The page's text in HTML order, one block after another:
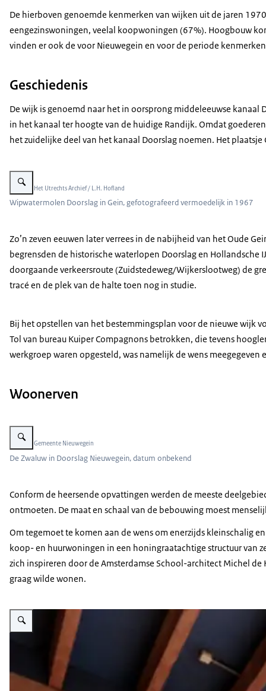
De hierboven genoemde kenmerken van wijken uit de jaren
eengezinswoningen, veelal koopwoningen (67%). Hoogbouw
vinden er ook de voor Nieuwegein en voor de periode
Geschiedenis
De wijk is genoemd naar het in oorsprong middeleeuwse kanaal
in het kanaal ter hoogte van de huidige Randijk. Omdat
het zuidelijke deel van het kanaal Doorslag noemen. Het
Vergroot afbeelding de oude wipwatermolen in Gein
Beeld: © Het Utrechts Archief / L.H. Hofland
Wipwatermolen Doorslag in Gein, gefotografeerd vermoedelijk in 1967
Zo’n zeven eeuwen later verrees in de nabijheid van het Oude
begrensden de historische waterlopen Doorslag en
doorgaande verkeersroute (Zuidstedeweg/Wijkerslootweg) de
tracé en de plek van de halte toen nog in studie.
Bij het opstellen van het bestemmingsplan voor de nieuwe wijk
Tol van bureau Kuiper Compagnons betrokken, die tevens
werkgroep waren opgesteld, was namelijk de wens
Woonerven
Vergroot afbeelding De Zwaluw in Doorslag Nieuwegein
Beeld: © Gemeente Nieuwegein
De Zwaluw in Doorslag Nieuwegein, datum onbekend
Conform de heersende opvattingen werden de meeste
ontmoeten. De maat en schaal van de bebouwing moest
Om tegemoet te komen aan de wens om enerzijds kleinschalig
koop- en huurwoningen in een honingraatachtige structuur van
zich inspireren door de Amsterdamse School-architect Michel
graag wilde wonen.
Vergroot afbeelding interieur Emmauskerk in Nieuwegein